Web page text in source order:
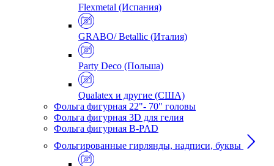
Flexmetal (Испания)
GRABO/ Betallic (Италия)
Party Deco (Польша)
Qualatex и другие (США)
Фольга фигурная 22"- 70" головы
Фольга фигурная 3D для гелия
Фольга фигурная B-PAD
Фольгированные гирлянды, надписи, буквы